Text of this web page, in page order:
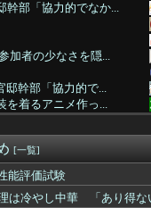
幹部「協力的でなか...
加者の少なさを隠...
邸幹部「協力的で...
を着るアニメ作っ...
が発表 [8/6...
御のお...
サイル実射実験に...
ろうな
・・ってなんなんす...
[一覧]
能評価試験
は冷やし中華 「あり得な